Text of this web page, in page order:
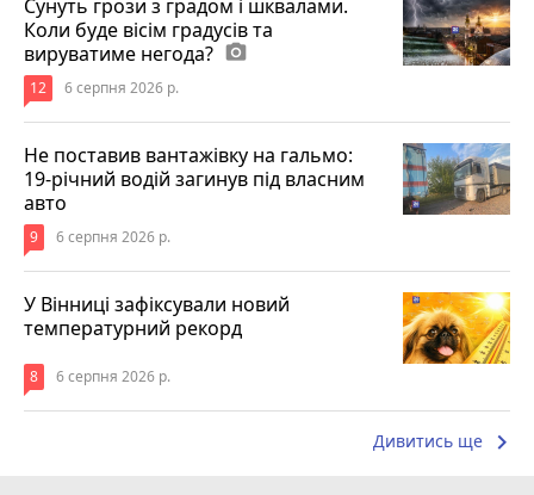
Сунуть грози з градом і шквалами.
Коли буде вісім градусів та
вируватиме негода? photo_camera
12 6 серпня 2026 р.
Не поставив вантажівку на гальмо:
19-річний водій загинув під власним
авто
9 6 серпня 2026 р.
У Вінниці зафіксували новий
температурний рекорд
8 6 серпня 2026 р.
Дивитись ще keyboard_arrow_right